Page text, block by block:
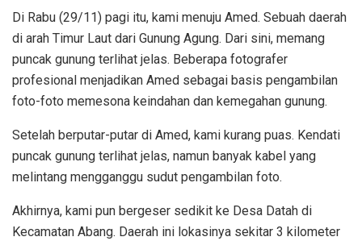
Di Rabu (29/11) pagi itu, kami menuju Amed. Sebuah daerah
di arah Timur Laut dari Gunung Agung. Dari sini, memang
puncak gunung terlihat jelas. Beberapa fotografer
profesional menjadikan Amed sebagai basis pengambilan
foto-foto memesona keindahan dan kemegahan gunung.
Setelah berputar-putar di Amed, kami kurang puas. Kendati
puncak gunung terlihat jelas, namun banyak kabel yang
melintang mengganggu sudut pengambilan foto.
Akhirnya, kami pun bergeser sedikit ke Desa Datah di
Kecamatan Abang. Daerah ini lokasinya sekitar 3 kilometer